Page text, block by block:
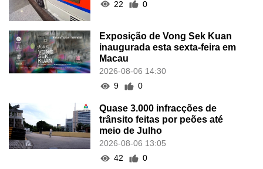
22
0
Exposição de Vong Sek Kuan
inaugurada esta sexta-feira em
Macau
2026-08-06 14:30
9
0
Quase 3.000 infracções de
trânsito feitas por peões até
meio de Julho
2026-08-06 13:05
42
0